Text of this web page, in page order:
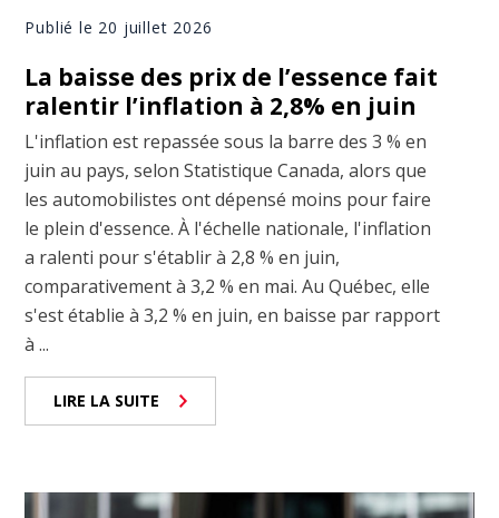
Publié le 20 juillet 2026
La baisse des prix de l’essence fait
ralentir l’inflation à 2,8% en juin
L'inflation est repassée sous la barre des 3 % en
juin au pays, selon Statistique Canada, alors que
les automobilistes ont dépensé moins pour faire
le plein d'essence. À l'échelle nationale, l'inflation
a ralenti pour s'établir à 2,8 % en juin,
comparativement à 3,2 % en mai. Au Québec, elle
s'est établie à 3,2 % en juin, en baisse par rapport
à ...
LIRE LA SUITE